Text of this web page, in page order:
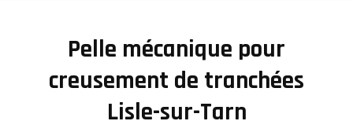
Pelle mécanique pour
creusement de tranchées
Lisle-sur-Tarn